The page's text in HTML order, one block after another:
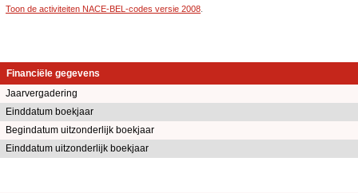
Toon de activiteiten NACE-BEL-codes versie 2008
Financiële gegevens
Jaarvergadering
Einddatum boekjaar
Begindatum uitzonderlijk boekjaar
Einddatum uitzonderlijk boekjaar